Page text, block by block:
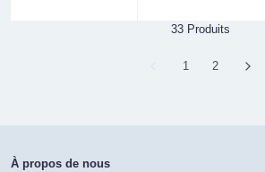
33 Produits
Page
1 Page
2
À propos de nous